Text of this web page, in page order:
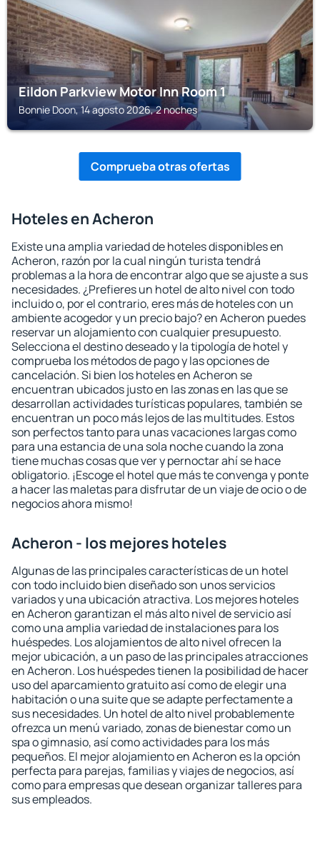
Eildon Parkview Motor Inn Room 1
Bonnie Doon, 14 agosto 2026, 2 noches
Comprueba otras ofertas
Hoteles en Acheron
Existe una amplia variedad de hoteles disponibles en
Acheron, razón por la cual ningún turista tendrá
problemas a la hora de encontrar algo que se ajuste a sus
necesidades. ¿Prefieres un hotel de alto nivel con todo
incluido o, por el contrario, eres más de hoteles con un
ambiente acogedor y un precio bajo? en Acheron puedes
reservar un alojamiento con cualquier presupuesto.
Selecciona el destino deseado y la tipología de hotel y
comprueba los métodos de pago y las opciones de
cancelación. Si bien los hoteles en Acheron se
encuentran ubicados justo en las zonas en las que se
desarrollan actividades turísticas populares, también se
encuentran un poco más lejos de las multitudes. Estos
son perfectos tanto para unas vacaciones largas como
para una estancia de una sola noche cuando la zona
tiene muchas cosas que ver y pernoctar ahí se hace
obligatorio. ¡Escoge el hotel que más te convenga y ponte
a hacer las maletas para disfrutar de un viaje de ocio o de
negocios ahora mismo!
Acheron - los mejores hoteles
Algunas de las principales características de un hotel
con todo incluido bien diseñado son unos servicios
variados y una ubicación atractiva. Los mejores hoteles
en Acheron garantizan el más alto nivel de servicio así
como una amplia variedad de instalaciones para los
huéspedes. Los alojamientos de alto nivel ofrecen la
mejor ubicación, a un paso de las principales atracciones
en Acheron. Los huéspedes tienen la posibilidad de hacer
uso del aparcamiento gratuito así como de elegir una
habitación o una suite que se adapte perfectamente a
sus necesidades. Un hotel de alto nivel probablemente
ofrezca un menú variado, zonas de bienestar como un
spa o gimnasio, así como actividades para los más
pequeños. El mejor alojamiento en Acheron es la opción
perfecta para parejas, familias y viajes de negocios, así
como para empresas que desean organizar talleres para
sus empleados.